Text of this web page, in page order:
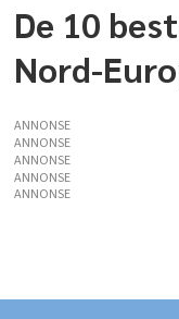
De 10
Nord-
ANNONSE
ANNONSE
ANNONSE
ANNONSE
ANNONSE